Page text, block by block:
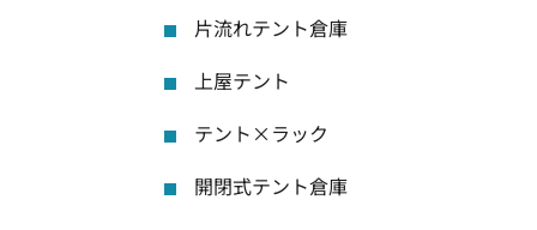
片流れテント倉庫
上屋テント
テント×ラック
開閉式テント倉庫